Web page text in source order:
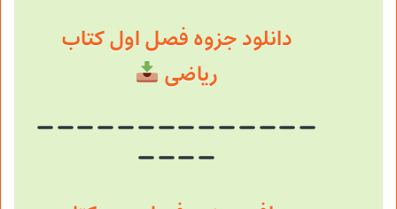
دانلود جزوه فصل اول کتاب
ریاضی